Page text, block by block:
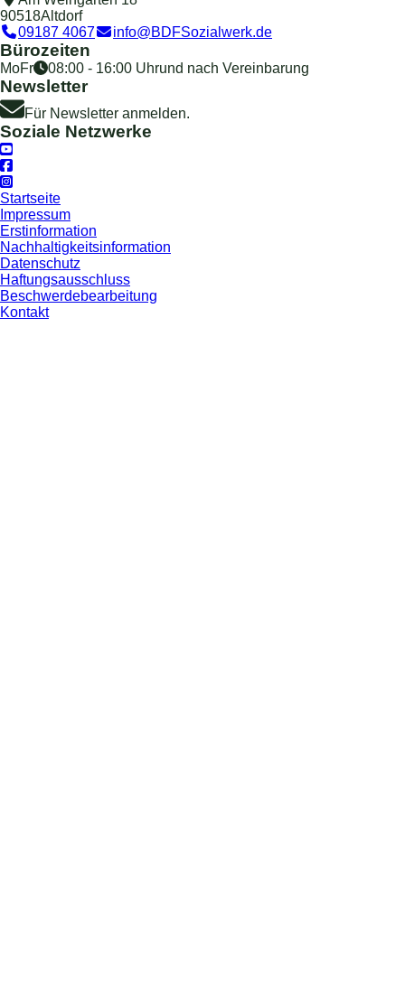
90518Altdorf
09187 4067
info@BDFSozialwerk.de
Bürozeiten
MoFr 08:00 - 16:00 Uhrund nach Vereinbarung
Newsletter
Für Newsletter anmelden.
Soziale Netzwerke
Startseite
Impressum
Erstinformation
Nachhaltigkeitsinformation
Datenschutz
Haftungsausschluss
Beschwerdebearbeitung
Kontakt